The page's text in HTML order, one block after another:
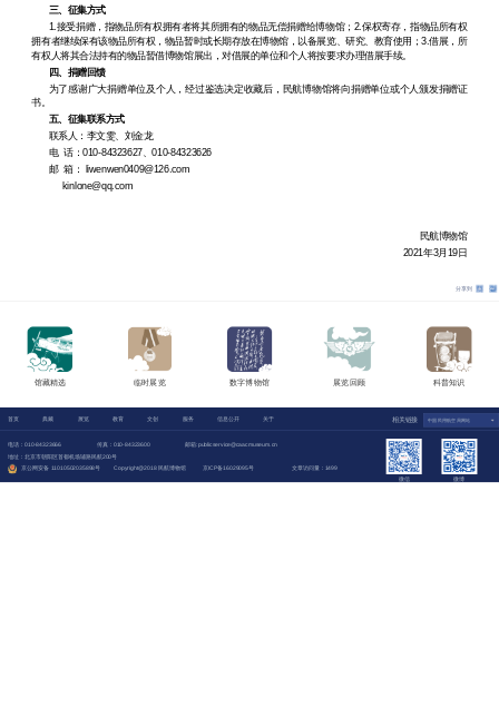
三、征集方式
1. 接受捐赠，指物品所有权拥有者将其所拥有的物品无偿捐赠给博物馆； 2. 保权寄存，指物品所有权
拥有者继续保有该物品所有权，物品暂时或长期存放在博物馆，以备展览、研究、教育使用；3.借展，所
有权人将其合法持有的物品暂借博物馆展出，对借展的单位和个人将按要求办理借展手续。
四、捐赠回馈
为了感谢广大捐赠单位及个人，经过鉴选决定收藏后，民航博物馆将向捐赠单位或个人颁发捐赠证
书。
五、 征集联系方式
联系人：李文雯、刘金龙
电 话：010-84323627、010-84323626
邮 箱：
liwenwen0409@126.com
kinlone@qq.com
民航博物馆
2021年3月 19 日
分享到
馆藏精选 临时展览 数字博物馆 展览回顾 科普知识
相关链接
首页 典藏 展览 教育 文创 服务 信息公开 关于
微信 微博
电话：010-84323666 传真：010-84323600 邮箱:publicservice@caacmuseum.cn
地址：北京市朝阳区首都机场辅路民航200号
京公网安备 11010502035898号 Copyright@2018 民航博物馆 京ICP备16029095号 文章访问量：1499